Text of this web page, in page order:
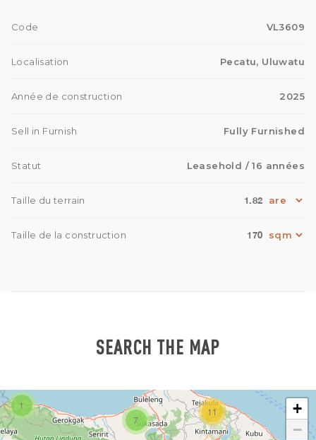
Code VL3609
Localisation Pecatu, Uluwatu
Année de construction 2025
Sell in Furnish Fully Furnished
Statut Leasehold / 16 années
Taille du terrain 1.82
Taille de la construction 170
SEARCH THE MAP
1
7
11
+
−